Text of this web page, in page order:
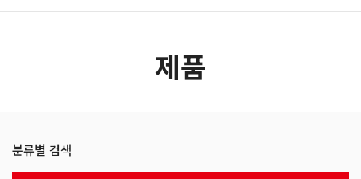
제품
분류별 검색